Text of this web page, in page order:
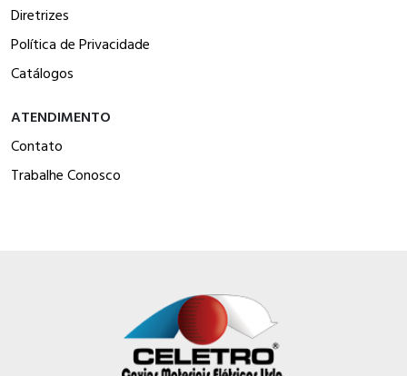
Diretrizes
Política de Privacidade
Catálogos
ATENDIMENTO
Contato
Trabalhe Conosco